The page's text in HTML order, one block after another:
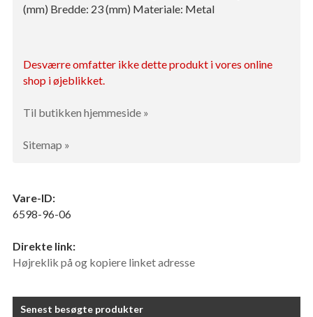
(mm) Bredde: 23 (mm) Materiale: Metal
Desværre omfatter ikke dette produkt i vores online
shop i øjeblikket.
Til butikken hjemmeside »
Sitemap »
Vare-ID:
6598-96-06
Direkte link:
Højreklik på og kopiere linket adresse
Senest besøgte produkter